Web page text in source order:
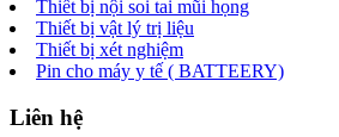
Thiết bị nội soi tai mũi họng
Thiết bị vật lý trị liệu
Thiết bị xét nghiệm
Pin cho máy y tế ( BATTEERY)
Liên hệ